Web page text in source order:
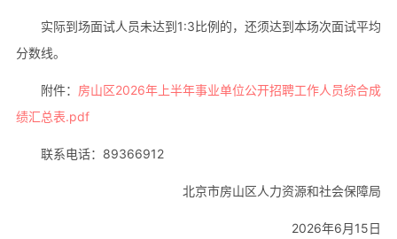
实际到场面试人员未达到1:3比例的，还须达到本场次面试平均
分数线。
附件： 房山区2026年上半年事业单位公开招聘工作人员综合成
绩汇总表.pdf
联系电话：89366912
北京市房山区人力资源和社会保障局
2026年6月15日